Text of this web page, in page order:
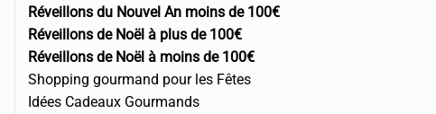
Réveillons du Nouvel An moins de 100€
Réveillons de Noël à plus de 100€
Réveillons de Noël à moins de 100€
Shopping gourmand pour les Fêtes
Idées Cadeaux Gourmands